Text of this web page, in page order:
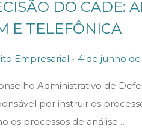
DO CADE:
E TELEFÔNICA
Empresarial . P
s
t
e
4 de junho
Administrativo de
por instruir os
os processos de análise…